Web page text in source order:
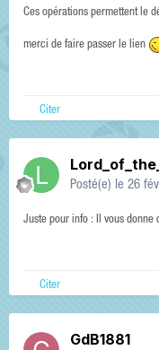
Ces opérations permettent le
merci de faire passer le lien
Citer
Posté(e) le 26
Juste pour info : Il vous
Citer
GdB1881